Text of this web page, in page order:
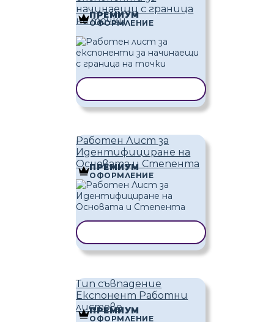
начинаещи с граница
на точки
ПРЕМИУМ
ОФОРМЛЕНИЕ
Работен Лист за
Идентифициране на
Основата и Степента
ПРЕМИУМ
ОФОРМЛЕНИЕ
Тип съвпадение
Експонент Работни
листове
ПРЕМИУМ
ОФОРМЛЕНИЕ